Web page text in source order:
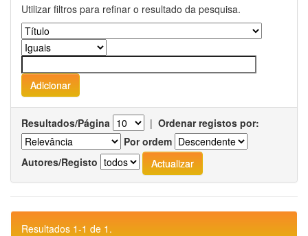
Utilizar filtros para refinar o resultado da pesquisa.
Resultados/Página | Ordenar registos por:
Por ordem
Autores/Registo
Resultados 1-1 de 1.